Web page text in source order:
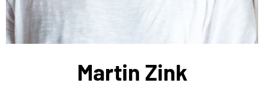
Martin Zink